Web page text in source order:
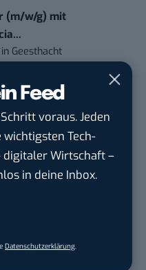
Feed
voraus. Jeden
Tech-
digitaler Wirtschaft –
in deine Inbox.
Datenschutzerklärung
(m/w/g) mit
in Geesthacht
Social Media and
–
(m/w/d)